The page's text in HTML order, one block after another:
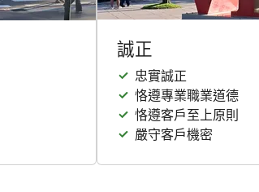
誠正
忠實誠正
恪遵專業職業道德
恪遵客戶至上原則
嚴守客戶機密